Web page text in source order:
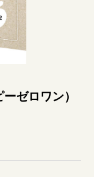
ゼロワン）